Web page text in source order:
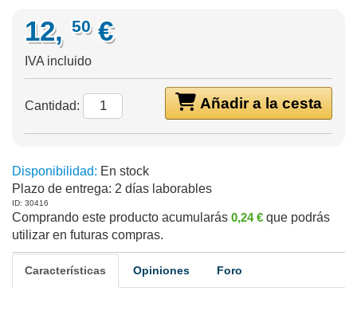
12, 50 €
IVA incluido
Añadir a la cesta
Cantidad:
Disponibilidad: En stock
Plazo de entrega: 2 días laborables
ID: 30416
Comprando este producto acumularás 0,24 € que podrás
utilizar en futuras compras.
Características Opiniones Foro